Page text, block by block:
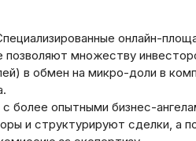
онлайн-
множеству
в обмен на микро-доли в
более опытными бизнес-
и структурируют сделки, а